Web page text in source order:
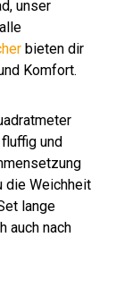
unser
bieten dir
Komfort.
und
die Weichheit
lange
auch nach